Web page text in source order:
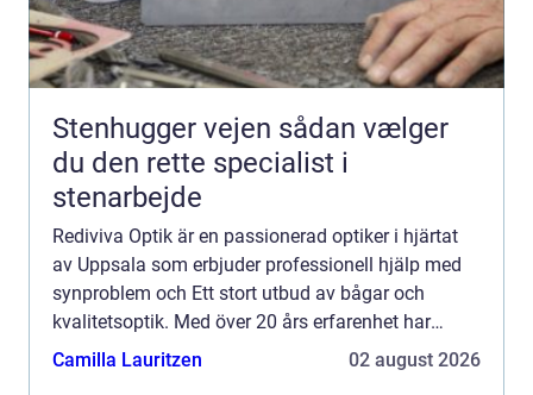
Stenhugger vejen sådan vælger
du den rette specialist i
stenarbejde
Rediviva Optik är en passionerad optiker i hjärtat
av Uppsala som erbjuder professionell hjälp med
synproblem och Ett stort utbud av bågar och
kvalitetsoptik. Med över 20 års erfarenhet har
Rediviva Optik etablerat sig...
Camilla Lauritzen 02 august 2026